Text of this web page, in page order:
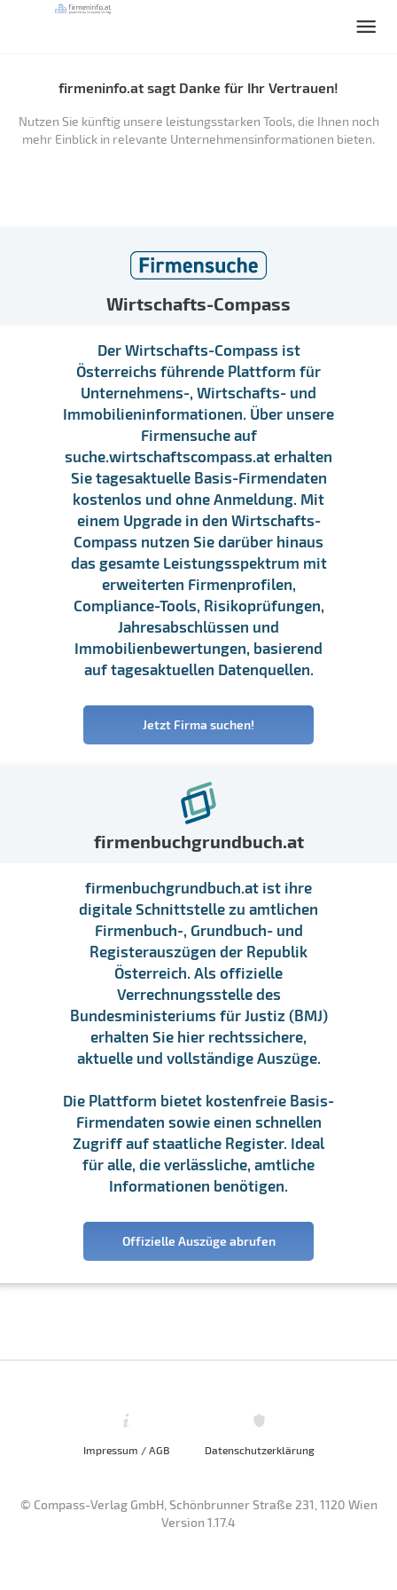
firmeninfo.at sagt Danke für Ihr Vertrauen!
Nutzen Sie künftig unsere leistungsstarken Tools, die Ihnen noch
mehr Einblick in relevante Unternehmensinformationen bieten.
Wirtschafts-Compass
Der Wirtschafts-Compass ist
Österreichs führende Plattform für
Unternehmens-, Wirtschafts- und
Immobilieninformationen. Über unsere
Firmensuche auf
suche.wirtschaftscompass.at erhalten
Sie tagesaktuelle Basis-Firmendaten
kostenlos und ohne Anmeldung. Mit
einem Upgrade in den Wirtschafts-
Compass nutzen Sie darüber hinaus
das gesamte Leistungsspektrum mit
erweiterten Firmenprofilen,
Compliance-Tools, Risikoprüfungen,
Jahresabschlüssen und
Immobilienbewertungen, basierend
auf tagesaktuellen Datenquellen.
Jetzt Firma suchen!
firmenbuchgrundbuch.at
firmenbuchgrundbuch.at ist ihre
digitale Schnittstelle zu amtlichen
Firmenbuch-, Grundbuch- und
Registerauszügen der Republik
Österreich. Als offizielle
Verrechnungsstelle des
Bundesministeriums für Justiz (BMJ)
erhalten Sie hier rechtssichere,
aktuelle und vollständige Auszüge.
Die Plattform bietet kostenfreie Basis-
Firmendaten sowie einen schnellen
Zugriff auf staatliche Register. Ideal
für alle, die verlässliche, amtliche
Informationen benötigen.
Offizielle Auszüge abrufen
Impressum / AGB Datenschutzerklärung
© Compass-Verlag GmbH, Schönbrunner Straße 231, 1120 Wien
Version 1.17.4